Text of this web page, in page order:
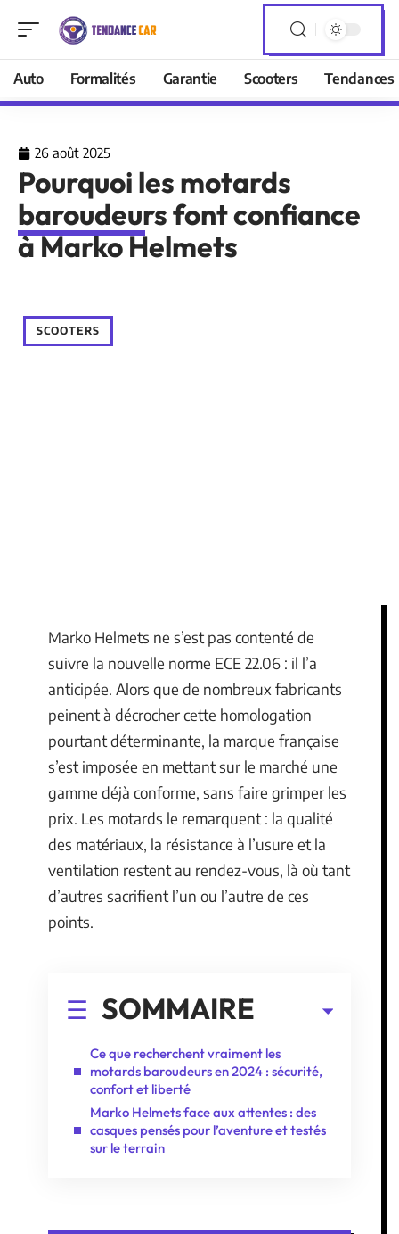
Auto Formalités Garantie Scooters Tendances
26 août 2025
Pourquoi les motards
baroudeurs font confiance
à Marko Helmets
SCOOTERS
Marko Helmets ne s’est pas contenté de
suivre la nouvelle norme ECE 22.06 : il l’a
anticipée. Alors que de nombreux fabricants
peinent à décrocher cette homologation
pourtant déterminante, la marque française
s’est imposée en mettant sur le marché une
gamme déjà conforme, sans faire grimper les
prix. Les motards le remarquent : la qualité
des matériaux, la résistance à l’usure et la
ventilation restent au rendez-vous, là où tant
d’autres sacrifient l’un ou l’autre de ces
points.
SOMMAIRE
Ce que recherchent vraiment les
motards baroudeurs en 2024 : sécurité,
confort et liberté
Marko Helmets face aux attentes : des
casques pensés pour l’aventure et testés
sur le terrain